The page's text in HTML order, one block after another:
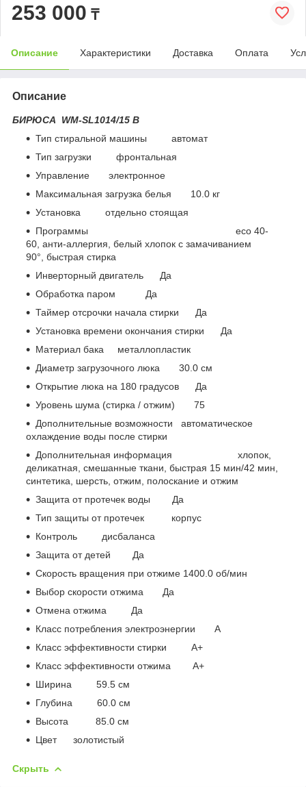
253 000 ₸
Описание Характеристики Доставка Оплата
Описание
БИРЮСА WM-SL1014/15 B
Тип стиральной машины автомат
Тип загрузки фронтальная
Управление электронное
Максимальная загрузка белья 10.0 кг
Установка отдельно стоящая
Программы eco 40-
60, анти-аллергия, белый хлопок с замачиванием
90°, быстрая стирка
Инверторный двигатель Да
Обработка паром Да
Таймер отсрочки начала стирки Да
Установка времени окончания стирки Да
Материал бака металлопластик
Диаметр загрузочного люка 30.0 см
Открытие люка на 180 градусов Да
Уровень шума (стирка / отжим) 75
Дополнительные возможности автоматическое
охлаждение воды после стирки
Дополнительная информация хлопок,
деликатная, смешанные ткани, быстрая 15 мин/42 мин,
синтетика, шерсть, отжим, полоскание и отжим
Защита от протечек воды Да
Тип защиты от протечек корпус
Контроль дисбаланса
Защита от детей Да
Скорость вращения при отжиме 1400.0 об/мин
Выбор скорости отжима Да
Отмена отжима Да
Класс потребления электроэнергии A
Класс эффективности стирки A+
Класс эффективности отжима A+
Ширина 59.5 см
Глубина 60.0 см
Высота 85.0 см
Цвет золотистый
Скрыть